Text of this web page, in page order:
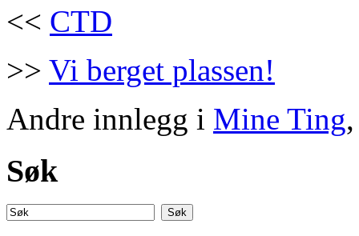
<< CTD
>> Vi berget plassen!
Andre innlegg i Mine Ting
Søk